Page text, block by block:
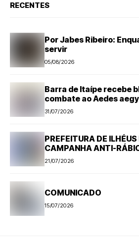
RECENTES
Por Jabes Ribeiro:
servir
05/08/2026
Barra de Itaípe recebe
combate ao Aedes
31/07/2026
PREFEITURA DE
CAMPANHA ANTI-
PROGRAMAÇÃO
21/07/2026
COMUNICADO
15/07/2026